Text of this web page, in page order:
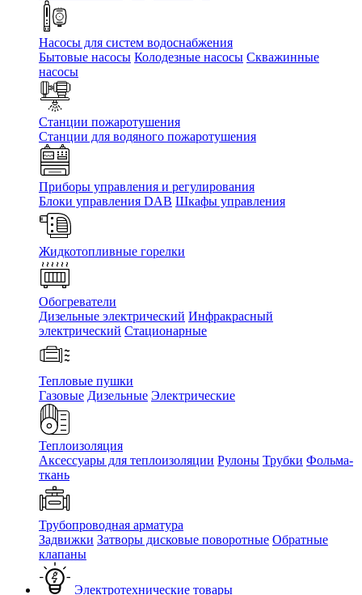
Насосы для систем водоснабжения
Бытовые насосы Колодезные насосы Скважинные
насосы
Станции пожаротушения
Станции для водяного пожаротушения
Приборы управления и регулирования
Блоки управления DAB Шкафы управления
Жидкотопливные горелки
Обогреватели
Дизельные электрический Инфракрасный
электрический Стационарные
Тепловые пушки
Газовые Дизельные Электрические
Теплоизоляция
Аксессуары для теплоизоляции Рулоны Трубки Фольма-
ткань
Трубопроводная арматура
Задвижки Затворы дисковые поворотные Обратные
клапаны
Электротехнические товары